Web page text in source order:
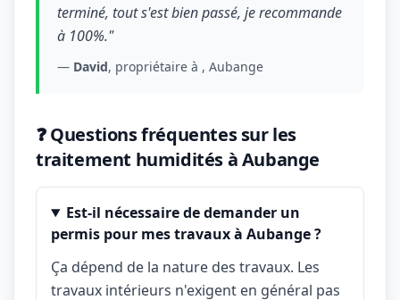
terminé, tout s'est bien passé, je recommande
à 100%."
— David, propriétaire à , Aubange
❓ Questions fréquentes sur les
traitement humidités à Aubange
Est-il nécessaire de demander un
permis pour mes travaux à Aubange ?
Ça dépend de la nature des travaux. Les
travaux intérieurs n'exigent en général pas